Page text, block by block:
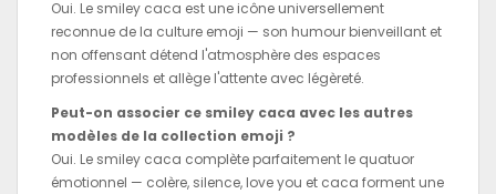
Oui. Le smiley caca est une icône universellement
reconnue de la culture emoji — son humour bienveillant et
non offensant détend l'atmosphère des espaces
professionnels et allège l'attente avec légèreté.
Peut-on associer ce smiley caca avec les autres
modèles de la collection emoji ?
Oui. Le smiley caca complète parfaitement le quatuor
émotionnel — colère, silence, love you et caca forment une